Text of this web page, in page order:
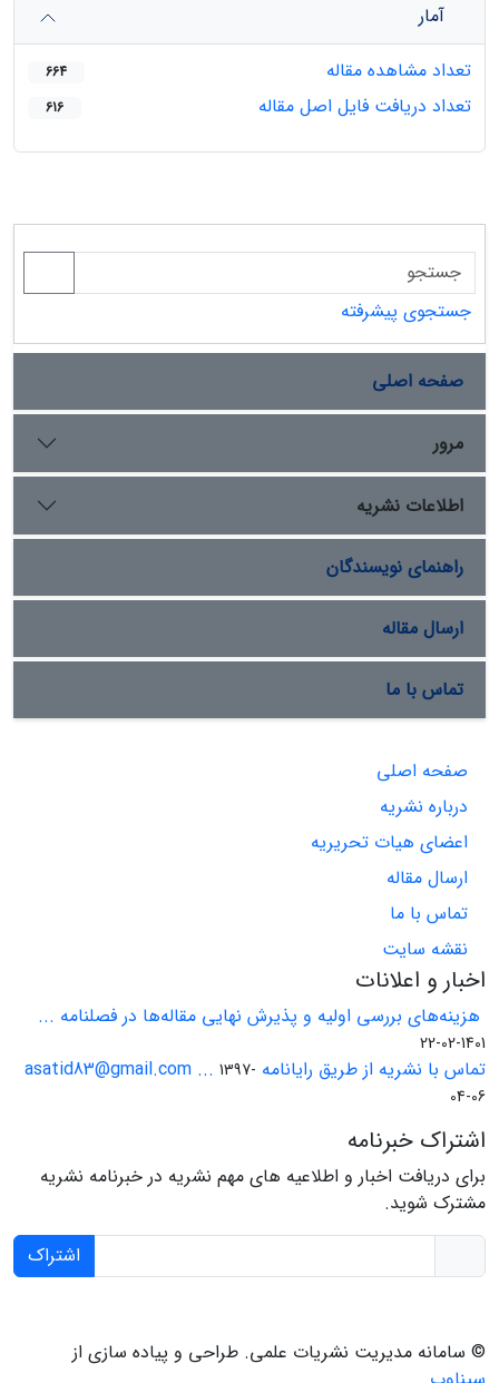
آمار
تعداد مشاهده مقاله
664
تعداد دریافت فایل اصل مقاله 616
جستجوی پیشرفته
صفحه اصلی
مرور
اطلاعات نشریه
راهنمای نویسندگان
ارسال مقاله
تماس با ما
صفحه اصلی
درباره نشریه
اعضای هیات تحریریه
ارسال مقاله
تماس با ما
نقشه سایت
اخبار و اعلانات
هزینه‌های بررسی اولیه و پذیرش نهایی مقاله‌ها در فصلنامه ...
1401-02-22
تماس با نشریه از طریق رایانامه asatid83@gmail.com ... 1397-
04-06
اشتراک خبرنامه
برای دریافت اخبار و اطلاعیه های مهم نشریه در خبرنامه نشریه
مشترک شوید.
اشتراک
© سامانه مدیریت نشریات علمی. طراحی و پیاده سازی از